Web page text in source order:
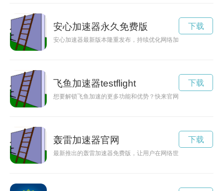
安心加速器永久免费版
安心加速器最新版本隆重发布，持续优化网络加速功能，让用
下载
飞鱼加速器testflight
想要解锁飞鱼加速的更多功能和优势？快来官网下载NPV版本吧
下载
轰雷加速器官网
最新推出的轰雷加速器免费版，让用户在网络世界中畅游无阻。
下载